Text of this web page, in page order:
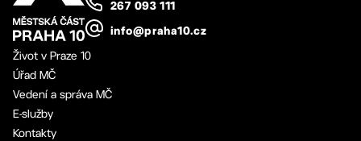
267 093 111
info@praha10.cz
Život v Praze 10
Úřad MČ
Vedení a správa MČ
E-služby
Kontakty